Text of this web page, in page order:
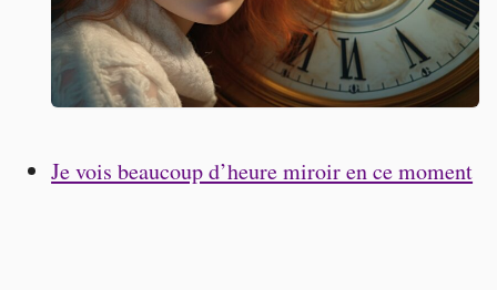
Je vois beaucoup d’heure miroir en ce moment